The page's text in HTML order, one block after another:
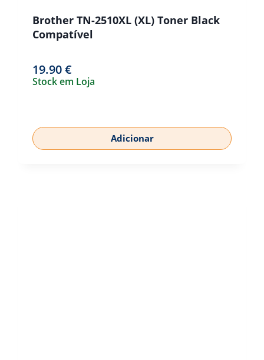
Brother TN-2510XL (XL) Toner Black
Compatível
19.90€
Stock em Loja
Adicionar